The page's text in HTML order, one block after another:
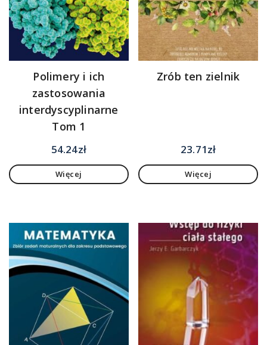
Polimery i ich
zastosowania
interdyscyplinarne
Tom 1
54.24zł
Więcej
Zrób ten zielnik
23.71zł
Więcej